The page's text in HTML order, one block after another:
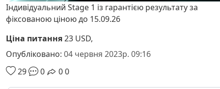
Індивідуальний Stage 1 із гарантією результату за
фіксованою ціною до 15.09.26
Ціна питання23 USD,
Опубліковано: 04 червня 2023р. 09:16
29
0 00